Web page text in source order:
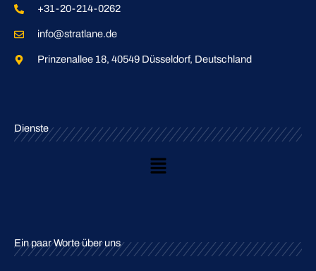
+31-20-214-0262
info@stratlane.de
Prinzenallee 18, 40549 Düsseldorf, Deutschland
Dienste
Main
Ein paar Worte über uns